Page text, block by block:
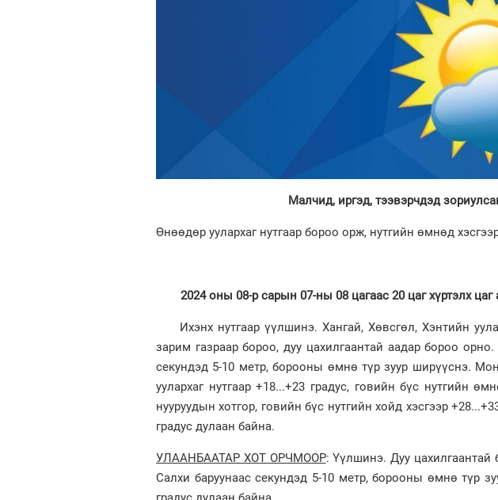
Малчид, иргэд, тээвэрчдэд
Өнөөдөр уулархаг нутгаар бороо орж, нутгийн өмнөд
2024 оны 08-р сарын 07-ны 08 цагаас 20 цаг хүртэлх
Ихэнх нутгаар үүлшинэ. Хангай, Хөвсгөл, Хэнтийн
зарим газраар бороо, дуу цахилгаантай аадар бороо орно.
секундэд 5-10 метр, борооны өмнө түр зуур ширүүснэ.
уулархаг нутгаар +18...+23 градус, говийн бүс нутгийн
нууруудын хотгор, говийн бүс нутгийн хойд хэсгээр
градус дулаан байна.
УЛААНБААТАР ХОТ ОРЧМООР: Үүлшинэ. Дуу цахилгаантай
Салхи баруунаас секундэд 5-10 метр, борооны өмнө түр